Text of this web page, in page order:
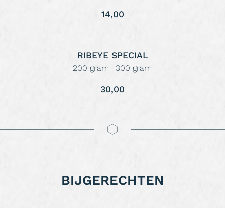
14,00
RIBEYE SPECIAL
200 gram | 300 gram
30,00
BIJGERECHTEN